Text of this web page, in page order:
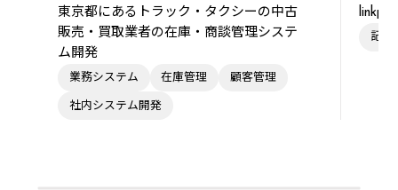
東京都にあるトラック・タクシーの中古
販売・買取業者の在庫・商談管理システ
ム開発
業務システム 在庫管理 顧客管理
社内システム開発
記事